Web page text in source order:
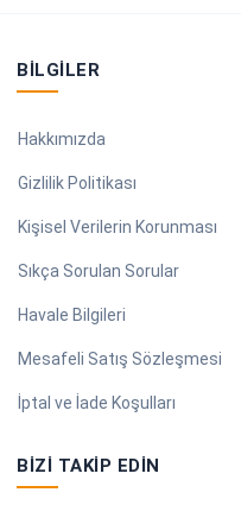
BILGILER
Hakkımızda
Gizlilik Politikası
Kişisel Verilerin Korunması
Sıkça Sorulan Sorular
Havale Bilgileri
Mesafeli Satış Sözleşmesi
İptal ve İade Koşulları
BIZI TAKIP EDIN